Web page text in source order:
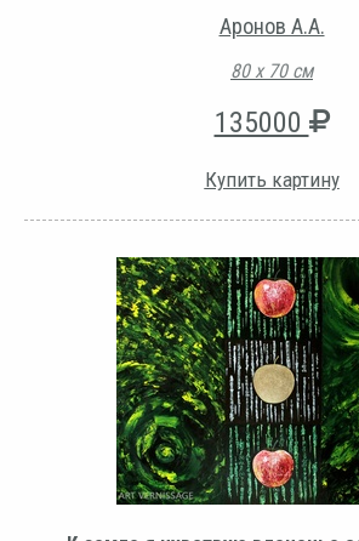
Аронов А.А.
80 х 70 см
135000
Купить картину